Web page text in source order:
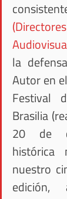
la
Autor en
Festival
Brasilia
20 de
nuestro
edición,